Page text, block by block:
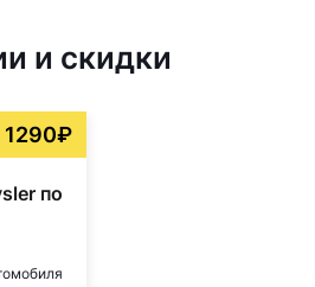
и скидки
1290₽
по